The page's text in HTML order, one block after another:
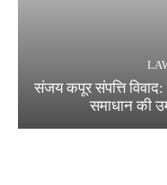
संजय कपूर संपत्ति विवाद:
समाधान की